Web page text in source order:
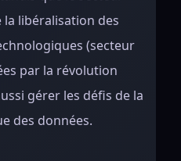
libéralisation des
(secteur
par la révolution
gérer les défis de la
des données.